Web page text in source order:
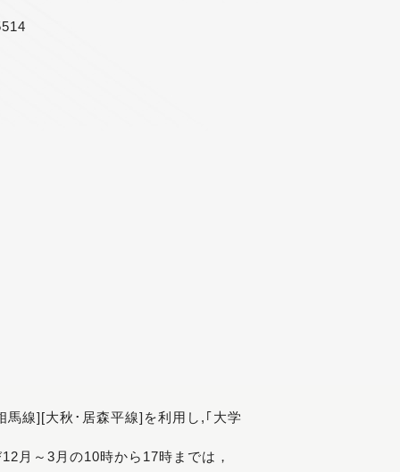
線][大秋･居森平線]を利用し,｢大学
月～3月の10時から17時までは，